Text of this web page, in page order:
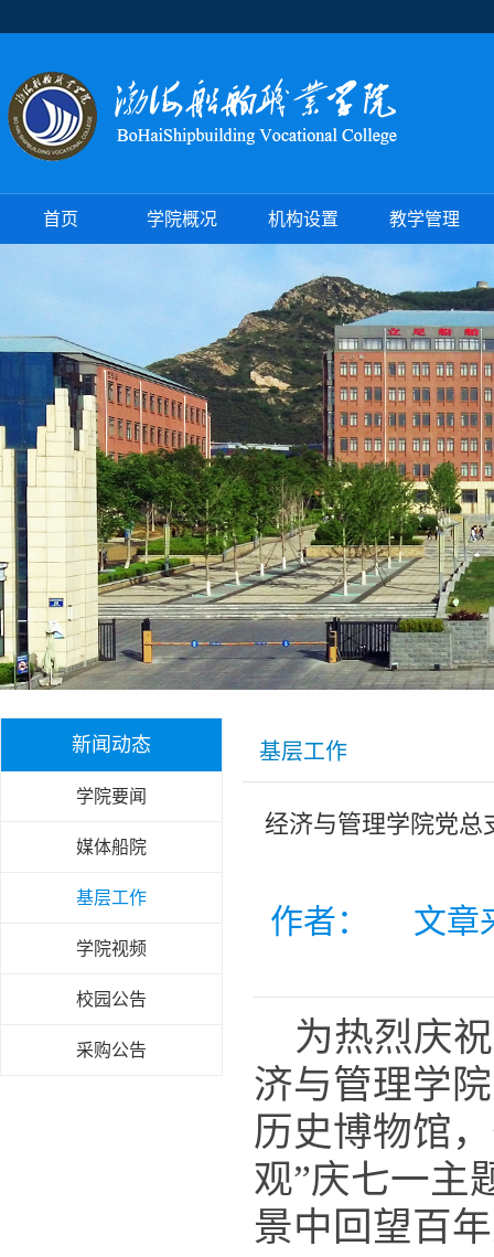
首页 学院概况 机构设置 教学管理
新闻动态
学院要闻
媒体船院
基层工作
学院视频
校园公告
采购公告
基层工作
经济与管理学院党总
作者： 文章
为热烈庆
济与管理学
历史博物馆
观”庆七一主
景中回望百